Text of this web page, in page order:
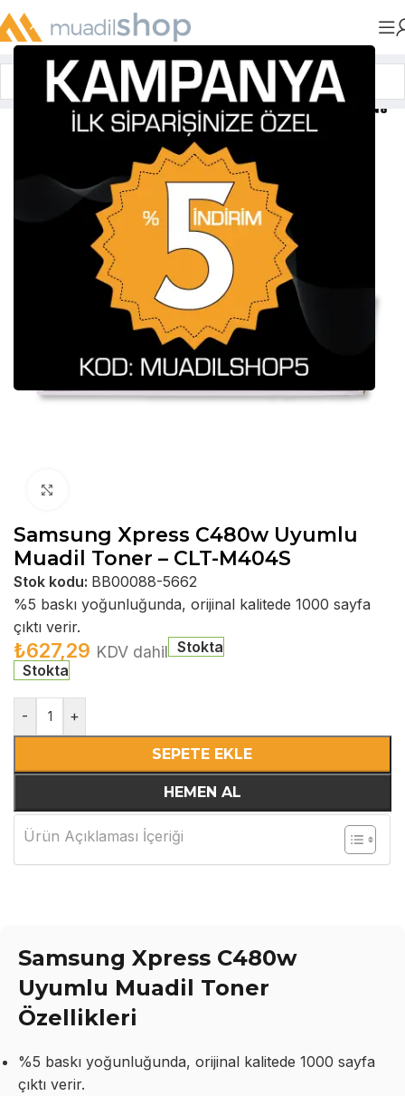
Anasayfa»Muadil Tonerler
Samsung Xpress C480w Uyumlu
Muadil Toner – CLT-M404S
Stok kodu: BB00088-5662
%5 baskı yoğunluğunda, orijinal kalitede 1000 sayfa
çıktı verir.
₺627,29 KDV dahil Stokta
Stokta
- +
SEPETE EKLE
HEMEN AL
Ürün Açıklaması İçeriği
Samsung Xpress C480w
Uyumlu Muadil Toner
Özellikleri
%5 baskı yoğunluğunda, orijinal kalitede 1000 sayfa
çıktı verir.